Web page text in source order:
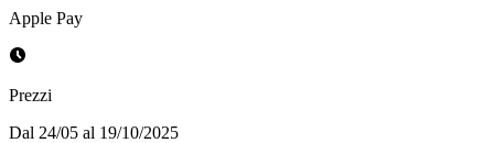
Apple Pay
Prezzi
Dal 24/05 al 19/10/2025